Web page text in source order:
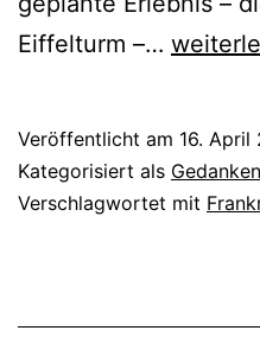
Eiffelturm –… Paris
Veröffentlicht am 16. April
Kategorisiert als Gedanken
Verschlagwortet mit